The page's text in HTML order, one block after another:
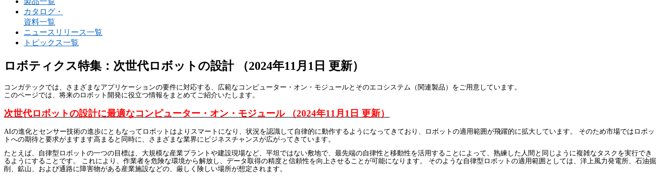
カタログ・
資料一覧
ニュースリリース一覧
トピックス一覧
ロボティクス特集：次世代ロボットの設計 （2024年11月1日 更新）
コンガテックでは、さまざまなアプリケーションの要件に対応する、広範なコンピューター・オン・モジュールとそのエコシステム（関連製品）をご用意しています。
このページでは、将来のロボット開発に役立つ情報をまとめてご紹介いたします。
次世代ロボットの設計に最適なコンピューター・オン・モジュール （2024年11 月 1 日 更新）
AIの進化とセンサー技術の進歩にともなってロボットはよりスマートになり、状況を認識して自律的に動作するようになってきており、ロボットの適用範囲が飛躍的に拡大しています。 そのため市場ではロボッ
トへの期待と要求がますます高まると同時に、さまざまな業界にビジネスチャンスが広がってきています。
たとえば、自律型ロボットの一つの目標は、大規模な産業プラントや建設現場など、平坦ではない敷地で、最先端の自律性と移動性を活用することによって、熟練した人間と同じように複雑なタスクを実行でき
るようにすることです。 これにより、作業者を危険な環境から解放し、データ取得の精度と信頼性を向上させることが可能になります。 そのような自律型ロボットの適用範囲としては、洋上風力発電所、石油掘
削、鉱山、および通路に障害物がある産業施設などの、厳しく険しい場所が想定されます。